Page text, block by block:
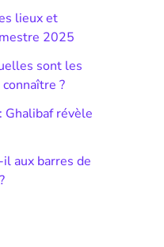
lieux et
2025
sont les
?
Ghalibaf révèle
aux barres de